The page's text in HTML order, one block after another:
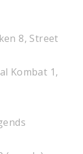
8, Street
Kombat 1,